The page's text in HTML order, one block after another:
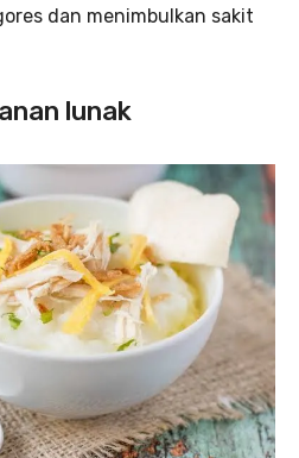
dan menimbulkan sakit
lunak